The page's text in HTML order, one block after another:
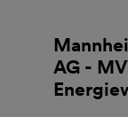
AG -